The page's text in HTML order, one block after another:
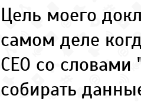
Цель моего
самом деле
CEO со
собирать